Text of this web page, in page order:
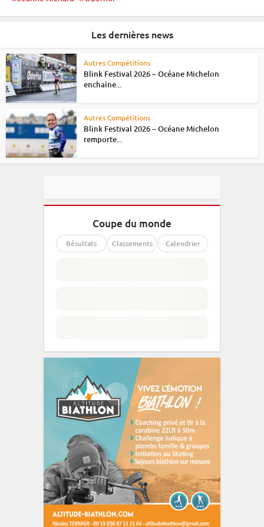
Les dernières news
Autres Compétitions
Blink Festival 2026 – Océane Michelon
enchaîne...
Autres Compétitions
Blink Festival 2026 – Océane Michelon
remporte...
Coupe du monde
Résultats Classements Calendrier